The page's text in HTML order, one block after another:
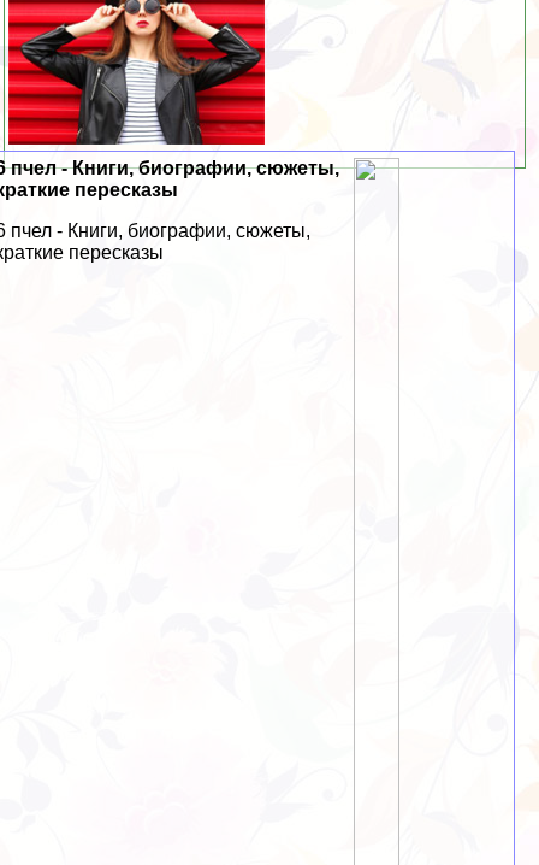
пчел - Книги, биографии, сюжеты,
пересказы
пчел - Книги, биографии, сюжеты,
пересказы